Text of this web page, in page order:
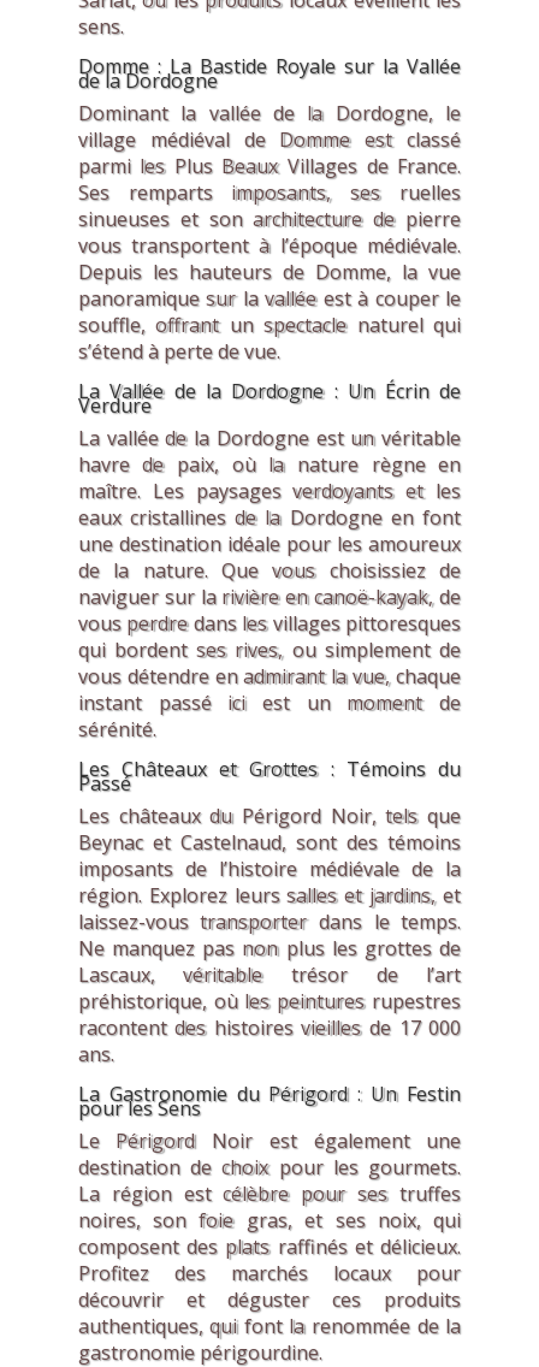
sens.
Domme : La Bastide Royale sur la Vallée
de la Dordogne
Dominant la vallée de la Dordogne, le
village médiéval de Domme est classé
parmi les Plus Beaux Villages de France.
Ses remparts imposants, ses ruelles
sinueuses et son architecture de pierre
vous transportent à l’époque médiévale.
Depuis les hauteurs de Domme, la vue
panoramique sur la vallée est à couper le
souffle, offrant un spectacle naturel qui
s’étend à perte de vue.
La Vallée de la Dordogne : Un Écrin de
Verdure
La vallée de la Dordogne est un véritable
havre de paix, où la nature règne en
maître. Les paysages verdoyants et les
eaux cristallines de la Dordogne en font
une destination idéale pour les amoureux
de la nature. Que vous choisissiez de
naviguer sur la rivière en canoë-kayak, de
vous perdre dans les villages pittoresques
qui bordent ses rives, ou simplement de
vous détendre en admirant la vue, chaque
instant passé ici est un moment de
sérénité.
Les Châteaux et Grottes : Témoins du
Passé
Les châteaux du Périgord Noir, tels que
Beynac et Castelnaud, sont des témoins
imposants de l’histoire médiévale de la
région. Explorez leurs salles et jardins, et
laissez-vous transporter dans le temps.
Ne manquez pas non plus les grottes de
Lascaux, véritable trésor de l’art
préhistorique, où les peintures rupestres
racontent des histoires vieilles de 17 000
ans.
La Gastronomie du Périgord : Un Festin
pour les Sens
Le Périgord Noir est également une
destination de choix pour les gourmets.
La région est célèbre pour ses truffes
noires, son foie gras, et ses noix, qui
composent des plats raffinés et délicieux.
Profitez des marchés locaux pour
découvrir et déguster ces produits
authentiques, qui font la renommée de la
gastronomie périgourdine.